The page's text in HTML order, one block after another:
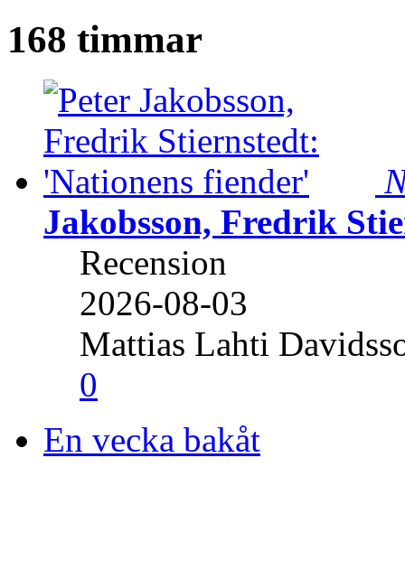
168 timmar
Jakobsson, Fredrik
Recension
2026-08-03
Mattias Lahti
0
En vecka bakåt